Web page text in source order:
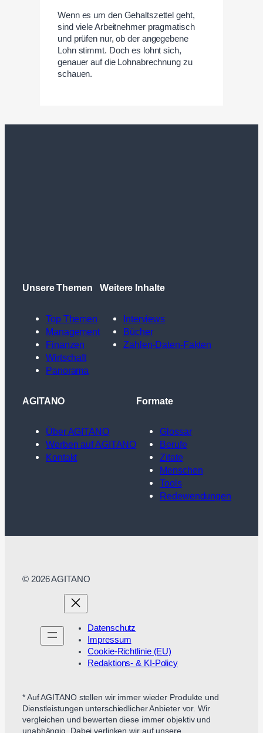
Wenn es um den Gehaltszettel geht,
sind viele Arbeitnehmer pragmatisch
und prüfen nur, ob der angegebene
Lohn stimmt. Doch es lohnt sich,
genauer auf die Lohnabrechnung zu
schauen.
Unsere Themen
Top Themen
Management
Finanzen
Wirtschaft
Panorama
Weitere Inhalte
Interviews
Bücher
Zahlen-Daten-Fakten
AGITANO
Über AGITANO
Werben auf AGITANO
Kontakt
Formate
Glossar
Berufe
Zitate
Menschen
Tools
Redewendungen
© 2026 AGITANO
Datenschutz
Impressum
Cookie-Richtlinie (EU)
Redaktions- & KI-Policy
* Auf AGITANO stellen wir immer wieder Produkte und
Dienstleistungen unterschiedlicher Anbieter vor. Wir
vergleichen und bewerten diese immer objektiv und
unabhängig. Dabei verlinken wir auf unsere